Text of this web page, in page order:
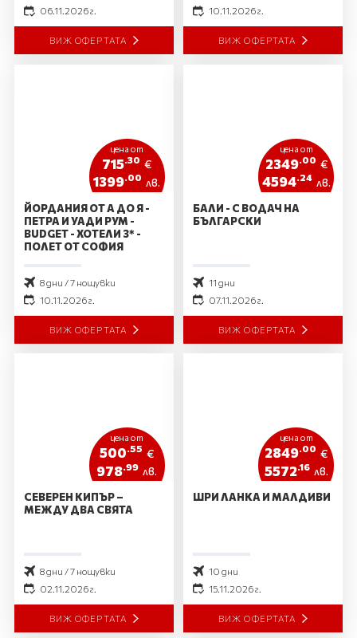
06.11.2026 г.
ВИЖ ОФЕРТАТА
10.11.2026 г.
ВИЖ ОФЕРТАТА
цена от
715 .30 €
1399.00 лв.
ЙОРДАНИЯ ОТ А ДО Я -
ПЕТРА И УАДИ РУМ -
BUDGET - ХОТЕЛИ 3* -
ПОЛЕТ ОТ СОФИЯ
8 дни / 7 нощувки
10.11.2026 г.
ВИЖ ОФЕРТАТА
цена от
2349 .00 €
4594.24 лв.
БАЛИ - С ВОДАЧ НА
БЪЛГАРСКИ
11 дни
07.11.2026 г.
ВИЖ ОФЕРТАТА
цена от
500.55 €
978 .99 лв.
СЕВЕРЕН КИПЪР –
МЕЖДУ ДВА СВЯТА
8 дни / 7 нощувки
02.11.2026 г.
ВИЖ ОФЕРТАТА
цена от
2849.00 €
5572 .16 лв.
ШРИ ЛАНКА И МАЛДИВИ
10 дни
15.11.2026 г.
ВИЖ ОФЕРТАТА